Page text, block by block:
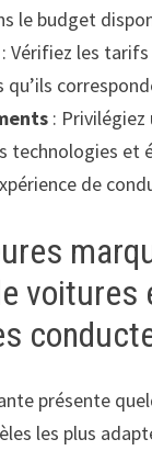
le budget
Vérifiez les tarifs
qu’ils
: Privilégiez
technologies et
de
voitures
présente
les plus